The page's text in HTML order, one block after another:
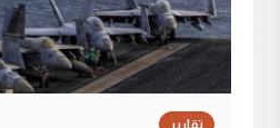
تقارير